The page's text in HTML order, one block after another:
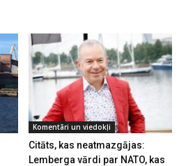
Komentāri un viedokļi
Citāts, kas neatmazgājas:
Lemberga vārdi par NATO, kas